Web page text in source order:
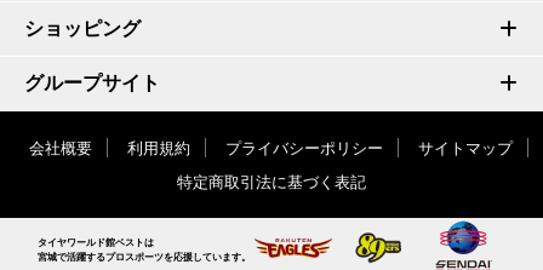
ショッピング
グループサイト
会社概要 利用規約 プライバシーポリシー
サイトマップ
特定商取引法に基づく表記
タイヤワールド館ベストは
宮城で活躍するプロスポーツを応援しています。